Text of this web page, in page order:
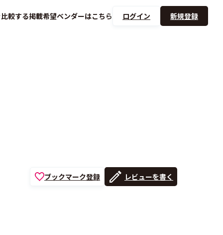
比較する掲載希望ベンダーはこちら ログイン 新規登録
ブックマーク登録 レビューを書く